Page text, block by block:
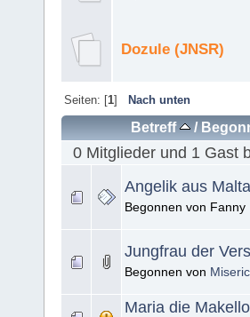
Dozule (JNSR)
Seiten: [1] Nach unten
Betreff /
0 Mitglieder und 1 Gast
Angelik aus
Begonnen von Fanny
Jungfrau der
Begonnen von
Maria die